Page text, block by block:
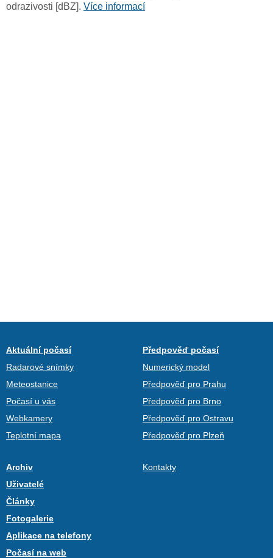
odrazivosti [dBZ]. Více informací
Aktuální počasí
Radarové snímky
Meteostanice
Počasí u vás
Webkamery
Teplotní mapa
Předpověď počasí
Numerický model
Předpověď pro Prahu
Předpověď pro Brno
Předpověď pro Ostravu
Předpověď pro Plzeň
Archiv
Uživatelé
Články
Fotogalerie
Aplikace na telefony
Počasí na web
Kontakty